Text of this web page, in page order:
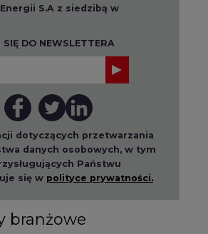
S.A z siedzibą w
DO NEWSLETTERA
dotyczących przetwarzania
danych osobowych, w tym
Państwu
się w polityce prywatności.
branżowe